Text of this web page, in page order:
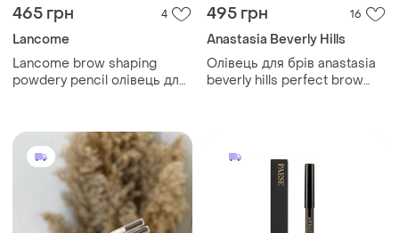
465 грн 4
Lancome
Lancome brow shaping
powdery pencil олівець для
495 грн 16
Anastasia Beverly Hills
Олівець для брів anastasia
beverly hills perfect brow